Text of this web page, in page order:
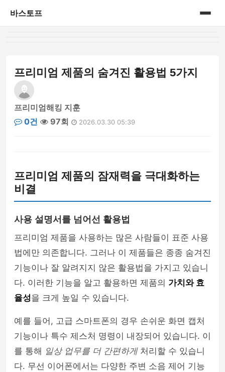
바스토프
삼성 블루로거
삼성 블루로거 1기
신제품
아가이야기
여행이야기
프리미엄 제품의 숨겨진 활용법 5가지
프리미엄해킹 지훈
0건
97회 2026.03.30 05:39
프리미엄 제품의 잠재력을 극대화하는
비결
사용 설명서를 넘어선 활용법
프리미엄 제품을 사용하는 많은 사람들이 표준 사용
법에만 의존합니다. 그러나 이 제품들은 종종 숨겨진
기능이나 잘 알려지지 않은 활용법을 가지고 있습니
다. 이러한 기능을 알고 활용하면 제품의 가치와 효
율성을 크게 높일 수 있습니다.
예를 들어, 고급 스마트폰의 경우 손쉬운 화면 캡처
기능이나 특수 제스처 명령이 내장되어 있습니다. 이
를 통해 일상 업무를 더 간편하게처리할 수 있습니
다. 무선 이어폰에서는 다양한 주변 소음 제어 기능